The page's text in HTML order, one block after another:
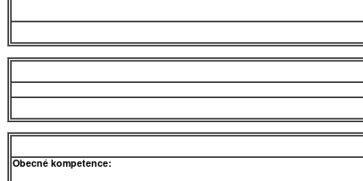
Obecné kompetence: